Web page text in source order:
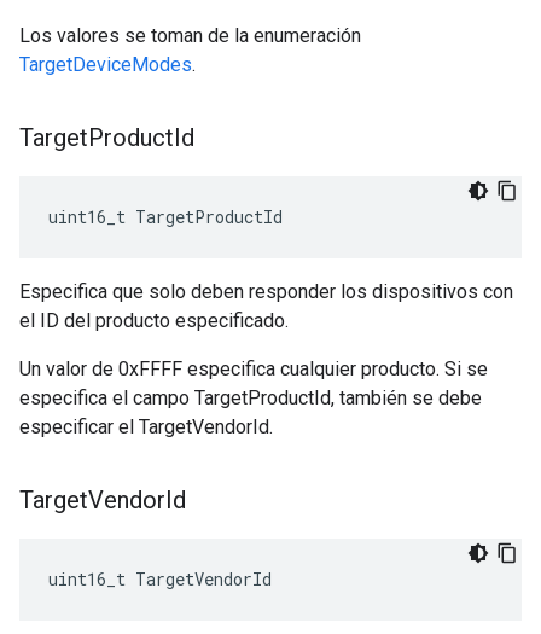
Los valores se toman de la enumeración
TargetDeviceModes.
TargetProductId
uint16_t TargetProductId
Especifica que solo deben responder los dispositivos con
el ID del producto especificado.
Un valor de 0xFFFF especifica cualquier producto. Si se
especifica el campo TargetProductId, también se debe
especificar el TargetVendorId.
TargetVendorId
uint16_t TargetVendorId